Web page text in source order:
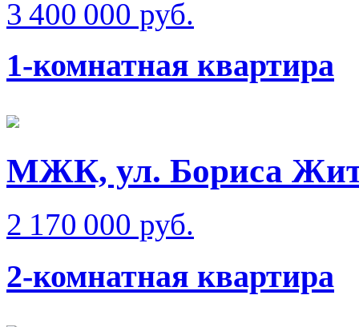
3 400 000 руб.
1-комнатная квартира
МЖК, ул. Бориса
2 170 000 руб.
2-комнатная квартира